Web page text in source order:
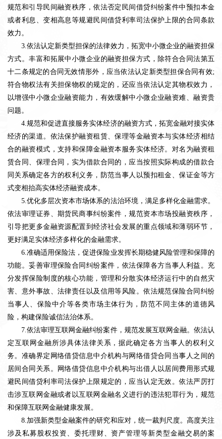
规范和引导民间融资秩序，依法否定民间借贷纠纷案件中预扣本金
或者利息、变相高息等规避民间借贷利率司法保护上限的合同条款
效力。
3.依法认定新类型担保的法律效力，拓宽中小微企业的融资担保
方式。丰富和拓展中小微企业的融资担保方式，除符合合同法第五
十二条规定的合同无效情形外，应当依法认定新类型担保合同有效;
符合物权法有关担保物权的规定的，还应当依法认定其物权效力，
以增强中小微企业融资能力，有效缓解中小微企业融资难、融资贵
问题。
4.规范和促进直接服务实体经济的融资方式，拓宽金融对接实体
经济的渠道。依法保护融资租赁、保理等金融资本与实体经济相结
合的融资模式，支持和保障金融资本服务实体经济。对名为融资租
赁合同、保理合同，实为借款合同的，应当按照实际构成的借款合
同关系确定各方的权利义务，防范当事人以预扣租金、保证金等方
式变相抬高实体经济融资成本。
5.优化多层次资本市场体系的法治环境，满足多样化金融需求。
依法审理证券、期货民商事纠纷案件，规范资本市场投融资秩序，
引导把更多金融资源配置到经济社会发展的重点领域和薄弱环节，
更好满足实体经济多样化的金融需求。
6.准确适用保险法，促进保险业发挥长期稳健风险管理和保障的
功能。妥善审理保险合同纠纷案件，依法保障各方当事人利益。充
分发挥保险制度的核心功能，管理和分散实体经济运行中的自然灾
害、意外事故、法律责任以及信用等风险。依法规范保险合同纠纷
当事人、保险中介等各类市场主体行为，防范不同主体的道德风
险，构建保险诚信法治体系。
7.依法审理互联网金融纠纷案件，规范发展互联网金融。依法认
定互联网金融所涉具体法律关系，据此确定各方当事人的权利义
务。准确界定网络借贷信息中介机构与网络借贷合同当事人之间的
居间合同关系。网络借贷信息中介机构与出借人以居间费用形式规
避民间借贷利率司法保护上限规定的，应当认定无效。依法严厉打
击涉互联网金融或者以互联网金融名义进行的违法犯罪行为，规范
和保障互联网金融健康发展。
8.加强新类型金融案件的研究和应对，统一裁判尺度。高度关注
涉及私募股权投资、委托理财、资产管理等新类型金融交易的案